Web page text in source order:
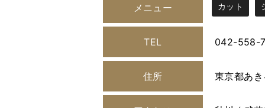
メニュー カット
TEL 042-558-
住所 東京都あ